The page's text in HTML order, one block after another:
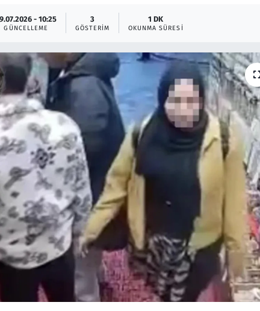
- 10:25
GÜNCELLEME
3
GÖSTERIM
1 DK
OKUNMA SÜRESI